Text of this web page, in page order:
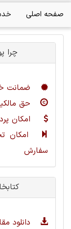
صفحه اصلی
چرا
ضمانت
حق
امکان
امکان
سفارش
دانلود